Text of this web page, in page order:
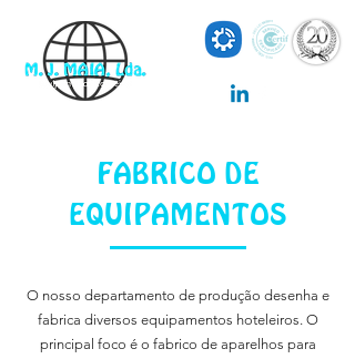
FABRICO DE
EQUIPAMENTOS
O nosso departamento de produção desenha e
fabrica diversos equipamentos hoteleiros. O
principal foco é o fabrico de aparelhos para